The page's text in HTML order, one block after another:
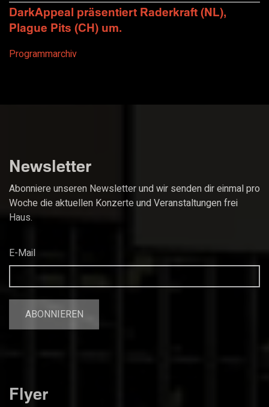
DarkAppeal präsentiert Raderkraft (NL),
Plague Pits (CH) um.
Programmarchiv
Newsletter
Abonniere unseren Newsletter und wir senden dir einmal pro
Woche die aktuellen Konzerte und Veranstaltungen frei
Haus.
E-Mail
Flyer